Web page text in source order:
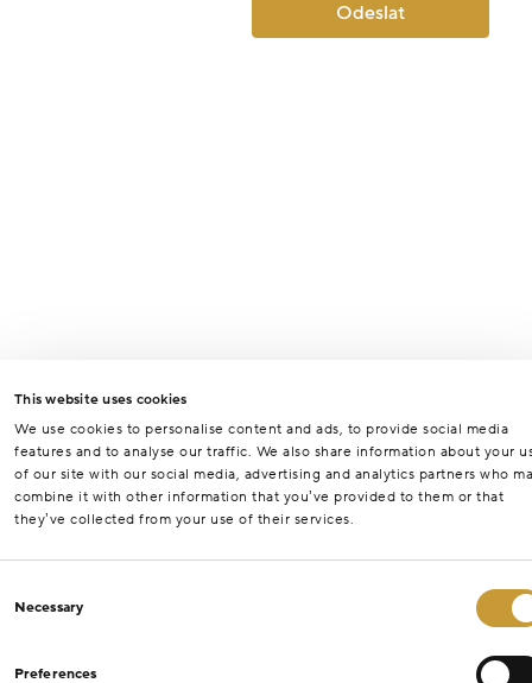
This website uses cookies
We use cookies to personalise content and ads, to provide social media
features and to analyse our traffic. We also share information about your
of our site with our social media, advertising and analytics partners who
combine it with other information that you’ve provided to them or that
they’ve collected from your use of their services.
Selection
Necessary
Preferences
Odeslat